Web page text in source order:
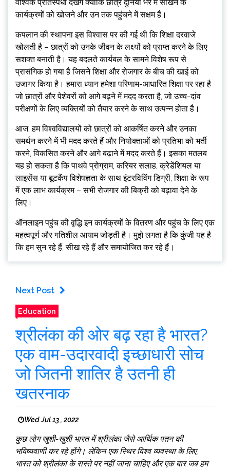
वैश्विक प्रतिस्पर्धा देखेंगे क्योंकि छात्र दुनिया भर में सीखने के
कार्यक्रमों को खोजने और उन तक पहुंचने में सक्षम हैं।
कपलान की स्थापना इस विश्वास पर की गई थी कि शिक्षा दरवाजे
खोलती है – छात्रों को उनके जीवन के लक्ष्यों को प्राप्त करने के लिए
सशक्त बनाती है। यह बदलते कार्यबल के सामने विशेष रूप से
प्रासंगिक हो गया है जिसने शिक्षा और रोजगार के बीच की खाई को
उजागर किया है। हमारा ध्यान हमेशा परिणाम-आधारित शिक्षा पर रहा है
जो छात्रों और पेशेवरों को आगे बढ़ने में मदद करता है, जो उच्च-दांव
परीक्षणों के लिए व्यक्तियों को तैयार करने के साथ उत्पन्न होता है।
आज, हम विश्वविद्यालयों को छात्रों को आकर्षित करने और उनका
समर्थन करने में भी मदद करते हैं और नियोक्ताओं को प्रतिभा को भर्ती
करने, विकसित करने और आगे बढ़ाने में मदद करते हैं। इसका मतलब
यह हो सकता है कि पाथवे प्रोग्राम, करियर सलाह, क्रेडेंशियल या
लाइसेंस या बूटकैंप विशेषज्ञता के साथ इंटरविविंग डिग्री, शिक्षा के रूप
में एक लाभ कार्यक्रम – सभी रोजगार की बिक्री को बढ़ावा देने के
लिए।
ऑनलाइन पहुंच की वृद्धि इन कार्यक्रमों के वितरण और पहुंच के लिए एक
महत्वपूर्ण और गतिशील आयाम जोड़ती है। मुझे लगता है कि कुंजी यह है
कि हम सुन रहे हैं, सीख रहे हैं और समायोजित कर रहे हैं।
Next Post
Education
श्रीलंका की ओर बढ़ रहा है भारत?
एक वाम-उदारवादी इच्छाधारी सोच
जो जितनी शातिर है उतनी ही
खतरनाक
Wed Jul 13 , 2022
कुछ लोग खुशी-खुशी भारत में श्रीलंका जैसे आर्थिक पतन की
भविष्यवाणी कर रहे होंगे। लेकिन एक स्थिर विश्व व्यवस्था के लिए,
भारत को श्रीलंका के रास्ते पर नहीं जाना चाहिए और एक बार जब हम